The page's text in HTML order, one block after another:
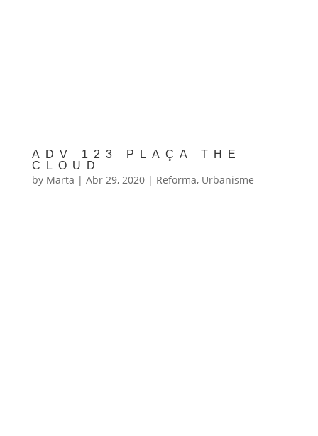
ADV 123 PLAÇA THE
CLOUD
by Marta | Abr 29, 2020| Reforma, Urbanisme